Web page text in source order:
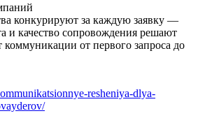
конкурируют за каждую заявку —
и качество сопровождения решают
от первого запроса до
resheniya-dlya-